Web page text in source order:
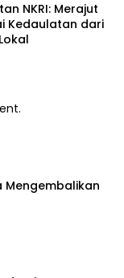
NKRI: Merajut
Kedaulatan dari
Mengembalikan